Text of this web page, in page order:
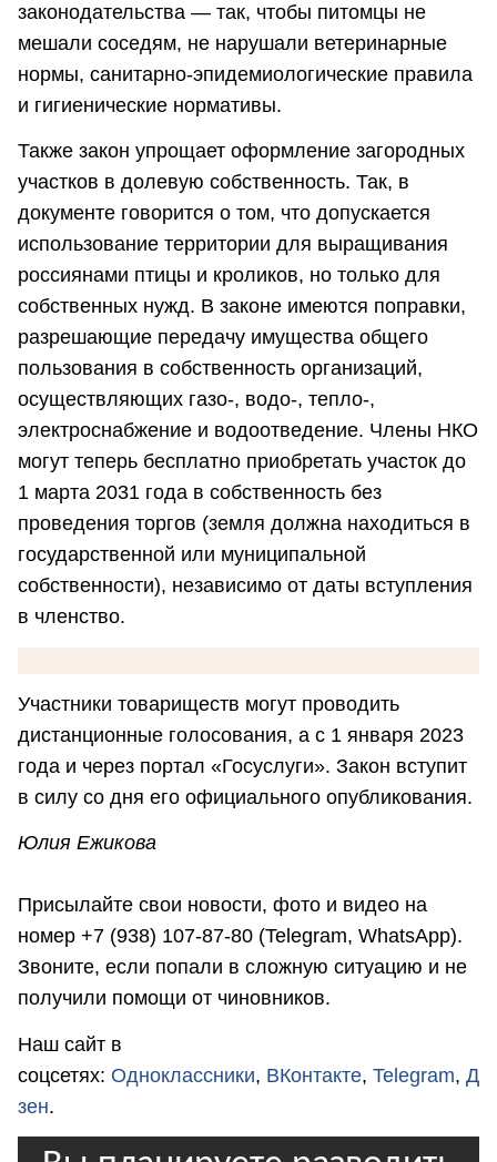
законодательства — так, чтобы питомцы не
мешали соседям, не нарушали ветеринарные
нормы, санитарно-эпидемиологические правила
и гигиенические нормативы.
Также закон упрощает оформление загородных
участков в долевую собственность. Так, в
документе говорится о том, что допускается
использование территории для выращивания
россиянами птицы и кроликов, но только для
собственных нужд. В законе имеются поправки,
разрешающие передачу имущества общего
пользования в собственность организаций,
осуществляющих газо-, водо-, тепло-,
электроснабжение и водоотведение. Члены НКО
могут теперь бесплатно приобретать участок до
1 марта 2031 года в собственность без
проведения торгов (земля должна находиться в
государственной или муниципальной
собственности), независимо от даты вступления
в членство.
Участники товариществ могут проводить
дистанционные голосования, а с 1 января 2023
года и через портал «Госуслуги». Закон вступит
в силу со дня его официального опубликования.
Юлия Ежикова
Присылайте свои новости, фото и видео на
номер +7 (938) 107-87-80 (Telegram, WhatsApp).
Звоните, если попали в сложную ситуацию и не
получили помощи от чиновников.
Наш сайт в
соцсетях: Одноклассники, ВКонтакте, Telegram, Д
зен.